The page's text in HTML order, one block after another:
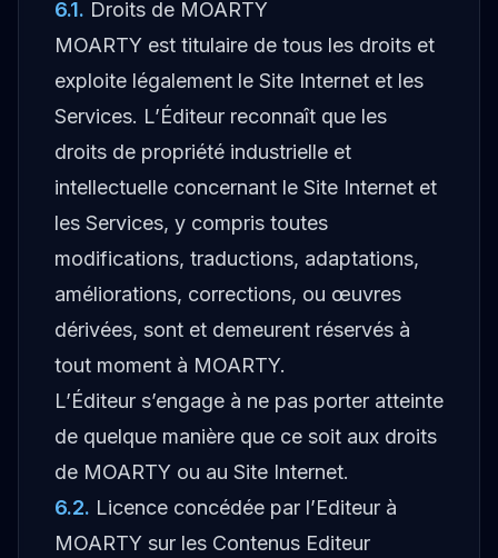
6.1. Droits de MOARTY
MOARTY est titulaire de tous les droits et
exploite légalement le Site Internet et les
Services. L’Éditeur reconnaît que les
droits de propriété industrielle et
intellectuelle concernant le Site Internet et
les Services, y compris toutes
modifications, traductions, adaptations,
améliorations, corrections, ou œuvres
dérivées, sont et demeurent réservés à
tout moment à MOARTY.
L’Éditeur s’engage à ne pas porter atteinte
de quelque manière que ce soit aux droits
de MOARTY ou au Site Internet.
6.2. Licence concédée par l’Editeur à
MOARTY sur les Contenus Editeur